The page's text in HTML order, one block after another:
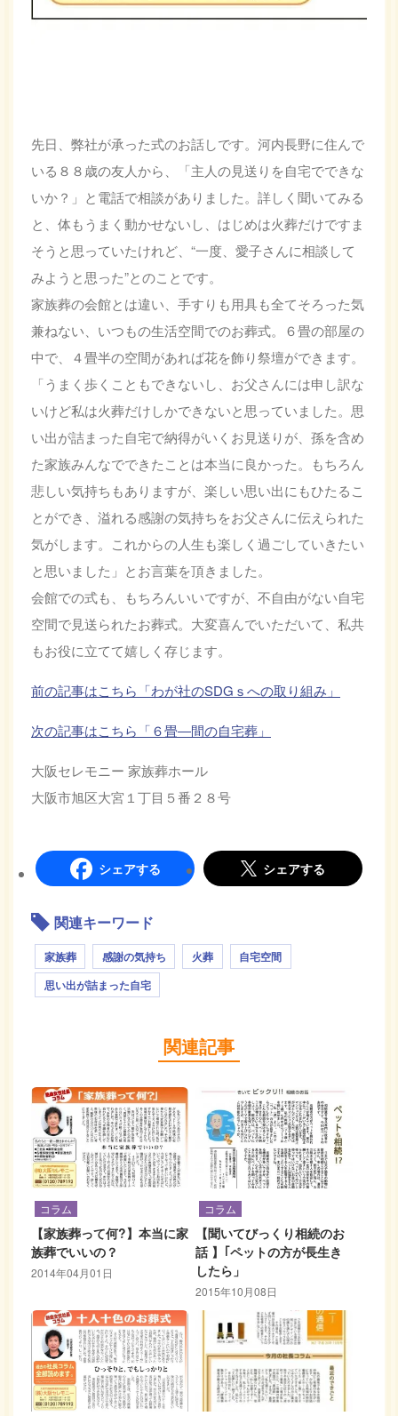
先日、弊社が承った式のお話しです。河内長野に住んで
いる８８歳の友人から、「主人の見送りを自宅でできな
いか？」と電話で相談がありました。詳しく聞いてみる
と、体もうまく動かせないし、はじめは火葬だけですま
そうと思っていたけれど、“一度、愛子さんに相談して
みようと思った”とのことです。
家族葬の会館とは違い、手すりも用具も全てそろった気
兼ねない、いつもの生活空間でのお葬式。６畳の部屋の
中で、４畳半の空間があれば花を飾り祭壇ができます。
「うまく歩くこともできないし、お父さんには申し訳な
いけど私は火葬だけしかできないと思っていました。思
い出が詰まった自宅で納得がいくお見送りが、孫を含め
た家族みんなでできたことは本当に良かった。もちろん
悲しい気持ちもありますが、楽しい思い出にもひたるこ
とができ、溢れる感謝の気持ちをお父さんに伝えられた
気がします。これからの人生も楽しく過ごしていきたい
と思いました」とお言葉を頂きました。
会館での式も、もちろんいいですが、不自由がない自宅
空間で見送られたお葬式。大変喜んでいただいて、私共
もお役に立てて嬉しく存じます。
前の記事はこちら「わが社のSDGｓへの取り組み」
次の記事はこちら「６畳―間の自宅葬」
大阪セレモニー 家族葬ホール
大阪市旭区大宮１丁目５番２８号
シェアする シェアする
関連キーワード
家族葬 感謝の気持ち 火葬
自宅空間
思い出が詰まった自宅
関連記事
コラム
【家族葬って何?】本当に家
族葬でいいの？
2014年04月01日
コラム
【聞いてびっくり相続のお
話 】｢ペットの方が長生き
したら」
2015年10月08日